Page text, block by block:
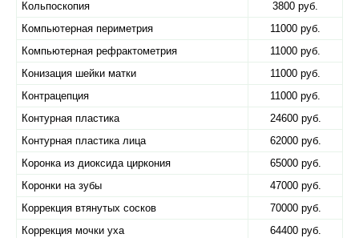
Кольпоскопия
3800 руб.
Компьютерная периметрия
11000 руб.
Компьютерная рефрактометрия
11000 руб.
Конизация шейки матки
11000 руб.
Контрацепция
11000 руб.
Контурная пластика
24600 руб.
Контурная пластика лица
62000 руб.
Коронка из диоксида циркония
65000 руб.
Коронки на зубы
47000 руб.
Коррекция втянутых сосков
70000 руб.
Коррекция мочки уха
64400 руб.